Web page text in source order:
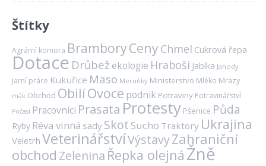
Štítky
Agrární komora BramboryCenyChmel Cukrová řepa
Dotace Drůbež ekologie Hraboši Jablka Jahody
Jarní práce Kukuřice Maso Meruňky Ministerstvo Mléko Mrazy
mák Obchod ObilíOvoce podnik Potraviny Potravinářství
Počasí Pracovníci Prasata Protesty Pšenice Půda
Ryby Réva vinná sady Skot Sucho Traktory Ukrajina
Veletrh VeterinářstvíVýstavyZahraniční
obchod Zelenina Řepka olejná Žně